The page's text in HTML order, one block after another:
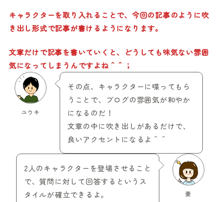
キャラクターを取り入れることで、今回の記事のように吹
き出し形式で記事が書けるようになります。
文章だけで記事を書いていくと、どうしても味気ない雰囲
気になってしまうんですよね＾＾；
ユウキ
その点、キャラクターに喋ってもら
うことで、ブログの雰囲気が和やか
になるのだ！
文章の中に吹き出しがあるだけで、
良いアクセントになるよ＾＾
妻
2人のキャラクターを登場させること
で、質問に対して回答するというス
タイルが確立できるよ。